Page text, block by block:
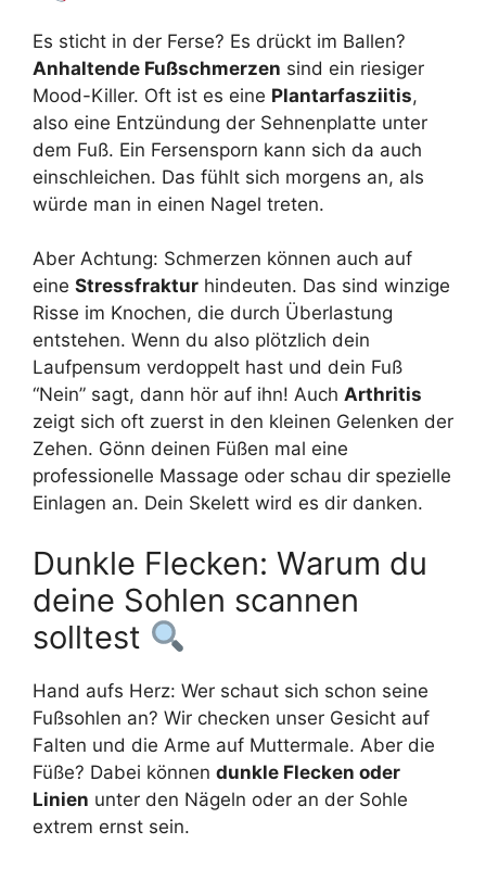
Es sticht in der Ferse? Es drückt im Ballen?
Anhaltende Fußschmerzen sind ein riesiger
Mood-Killer. Oft ist es eine Plantarfasziitis,
also eine Entzündung der Sehnenplatte unter
dem Fuß. Ein Fersensporn kann sich da auch
einschleichen. Das fühlt sich morgens an, als
würde man in einen Nagel treten.
Aber Achtung: Schmerzen können auch auf
eine Stressfraktur hindeuten. Das sind winzige
Risse im Knochen, die durch Überlastung
entstehen. Wenn du also plötzlich dein
Laufpensum verdoppelt hast und dein Fuß
“Nein” sagt, dann hör auf ihn! Auch Arthritis
zeigt sich oft zuerst in den kleinen Gelenken der
Zehen. Gönn deinen Füßen mal eine
professionelle Massage oder schau dir spezielle
Einlagen an. Dein Skelett wird es dir danken.
Dunkle Flecken: Warum du
deine Sohlen scannen
solltest
Hand aufs Herz: Wer schaut sich schon seine
Fußsohlen an? Wir checken unser Gesicht auf
Falten und die Arme auf Muttermale. Aber die
Füße? Dabei können dunkle Flecken oder
Linien unter den Nägeln oder an der Sohle
extrem ernst sein.